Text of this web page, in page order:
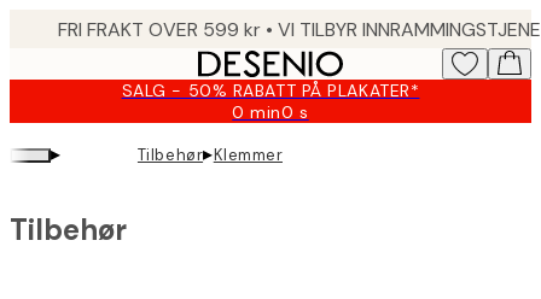
SALG - 50% RABATT PÅ PLAKATER*
0 min0 s
Gyldig
og
▸ Tilbehør▸Klemmer
Tilbehør